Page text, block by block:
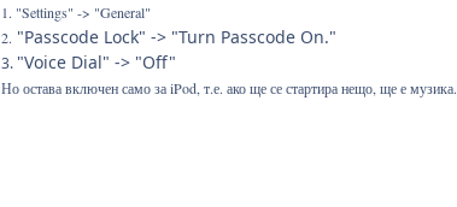
1. "Settings" -> "General"
2. "Passcode Lock" -> "Turn Passcode On."
3. "Voice Dial" -> "Off"
​Но остава включен само за iPod, т.е. ако ще се стартира нещо, ще е музика.